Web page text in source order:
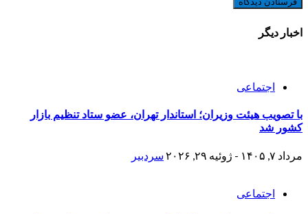
اخبار دیگر
اجتماعی
با تصویب هیئت وزیران؛ استاندار تهران، عضو ستاد تنظیم بازار
کشور شد
مرداد ۷, ۱۴۰۵ - ژوئیه ۲۹, ۲۰۲۶ سردبیر
اجتماعی